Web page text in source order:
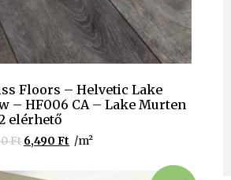
Floors – Helvetic Lake
– HF006 CA – Lake Murten
elérhető
Ft 6,490 Ft /m²